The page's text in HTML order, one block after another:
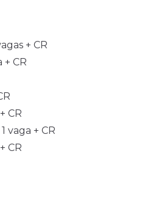
+ CR
+ CR
CR
vaga + CR
CR